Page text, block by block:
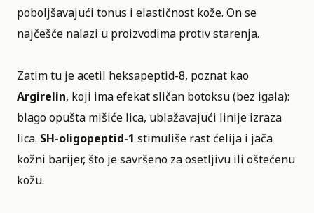
poboljšavajući tonus i elastičnost kože. On se
najčešće nalazi u proizvodima protiv starenja.
Zatim tu jeacetil heksapeptid-8, poznat kao
Argirelin, koji ima efekat sličan botoksu (bez igala):
blago opušta mišiće lica, ublažavajući linije izraza
lica. SH-oligopeptid-1 stimuliše rast ćelija i jača
kožni barijer, što je savršeno za osetljivu ili oštećenu
kožu.